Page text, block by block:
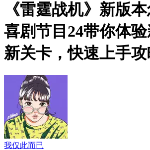
《雷霆战机》新版
喜剧节目24带你体验
新关卡，快速上手
我仅此而已